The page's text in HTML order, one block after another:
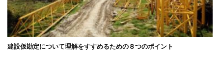
建設仮勘定について理解をすすめるための８つのポイント